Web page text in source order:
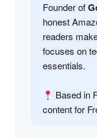
Founder of
honest
readers
focuses on
essentials.
Based in
content for